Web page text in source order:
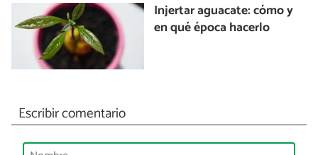
Injertar aguacate: cómo y
en qué época hacerlo
Escribir comentario